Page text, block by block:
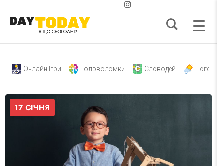
Онлайн Ігри Головоломки Словодей